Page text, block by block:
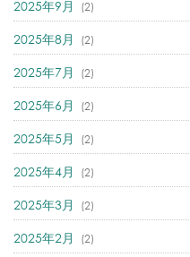
2025年9月 (2)
2025年8月 (2)
2025年7月 (2)
2025年6月 (2)
2025年5月 (2)
2025年4月 (2)
2025年3月 (2)
2025年2月 (2)